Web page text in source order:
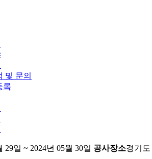
및 문의
록
29일 ~ 2024년 05월 30일 공사장소경기